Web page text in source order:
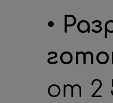
•
от 2